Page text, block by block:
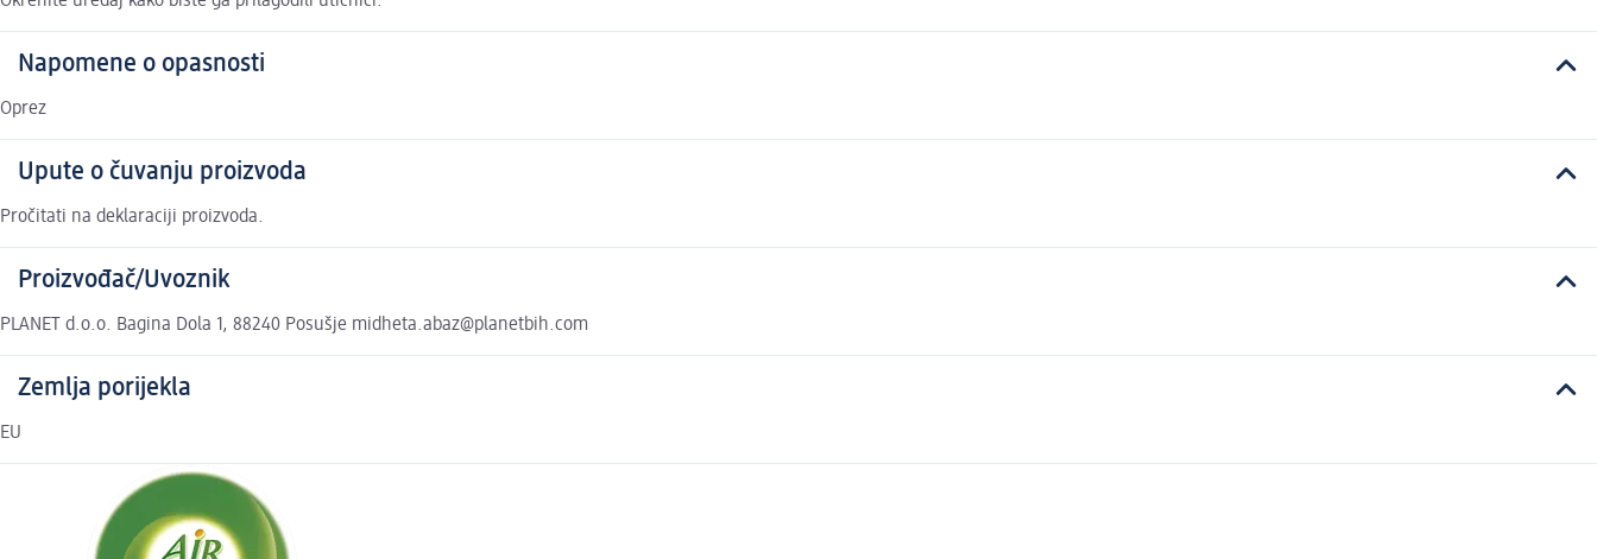
Napomene o opasnosti
Oprez
Upute o čuvanju proizvoda
Pročitati na deklaraciji proizvoda.
Proizvođač/Uvoznik
PLANET d.o.o. Bagina Dola 1, 88240 Posušje midheta.abaz@planetbih.com
Zemlja porijekla
EU